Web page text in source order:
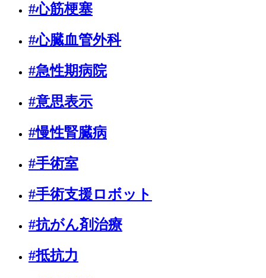
#心筋梗塞
#心臓血管外科
#急性期病院
#意思表示
#慢性腎臓病
#手術室
#手術支援ロボット
#抗がん剤治療
#抵抗力